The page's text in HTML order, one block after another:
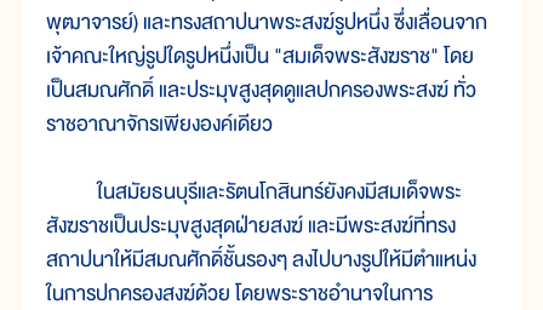
พุฒาจารย์) และทรงสถาปนาพระสงฆ์รูปหนึ่ง ซึ่งเลื่อนจาก
เจ้าคณะใหญ่รูปใดรูปหนึ่งเป็น "สมเด็จพระสังฆราช" โดย
เป็นสมณศักดิ์ และประมุขสูงสุดดูแลปกครองพระสงฆ์ ทั่ว
ราชอาณาจักรเพียงองค์เดียว
ในสมัยธนบุรีและรัตนโกสินทร์ยังคงมีสมเด็จพระ
สังฆราชเป็นประมุขสูงสุดฝ่ายสงฆ์ และมีพระสงฆ์ที่ทรง
สถาปนาให้มีสมณศักดิ์ชั้นรองๆ ลงไปบางรูปให้มีตำแหน่ง
ในการปกครองสงฆ์ด้วย โดยพระราชอำนาจในการ